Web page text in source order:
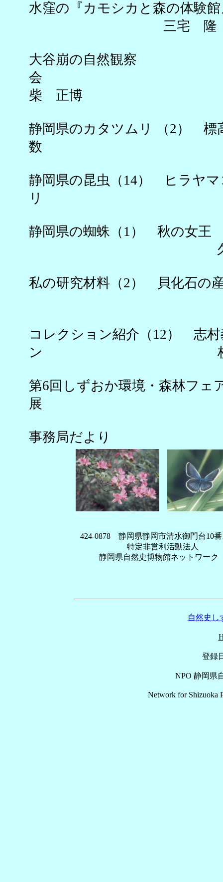
水窪の『カモシカと森の体験
三宅 隆
大谷崩の自然観察
柴 正博
静岡県のカタツムリ （2） 標
数 松
静岡県の昆虫（14） ヒラヤ
リ 平井
静岡県の蜘蛛（1） 秋の女王
久保田
私の研究材料（2） 貝化石の
コレクション紹介（12） 志
ン 杉野
第6回しずおか環境・森林フェ
展 横
事務局だより
424-0878 静岡県静岡市清水御門台10番
特定非営利活動法人
静岡県自然史博物館ネットワーク
自然史し
登録
NPO 静岡県
Network for Shizuoka